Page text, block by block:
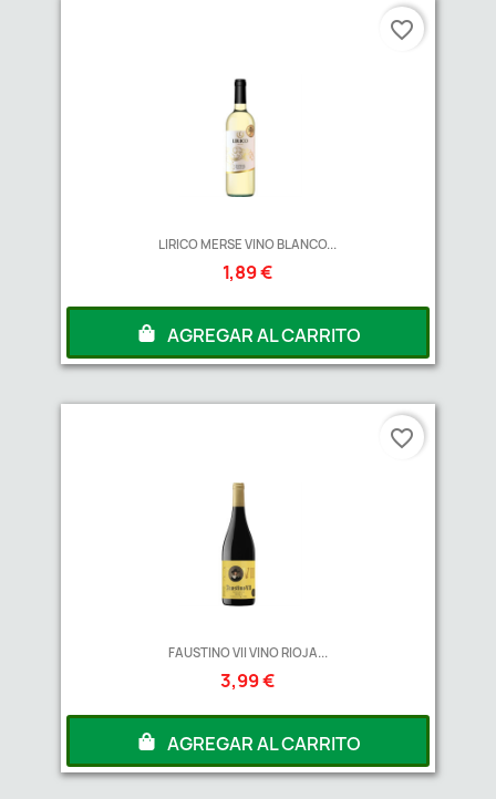
LIRICO MERSE VINO BLANCO...
1,89 €
AGREGAR AL CARRITO
favorite_border
FAUSTINO VII VINO RIOJA...
3,99 €
AGREGAR AL CARRITO
favorite_border